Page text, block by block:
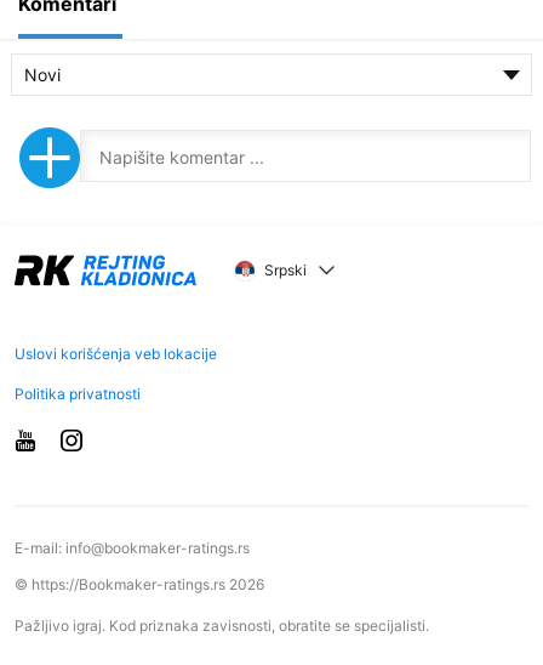
Novi
Srpski
Uslovi korišćenja veb lokacije
Politika privatnosti
E-mail: info@bookmaker-ratings.rs
© https://Bookmaker-ratings.rs 2026
Pažljivo igraj. Kod priznaka zavisnosti, obratite se specijalisti.